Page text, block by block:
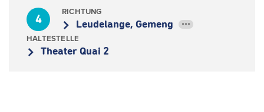
4
RICHTUNG
Leudelange, Gemeng •••
HALTESTELLE
Theater Quai 2